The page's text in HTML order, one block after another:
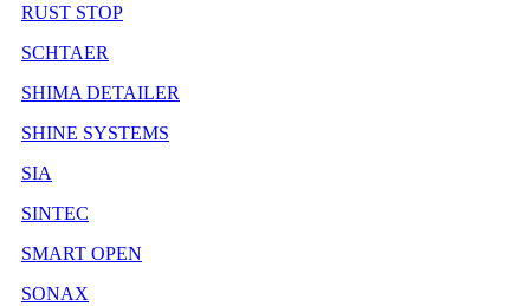
RUST STOP
SCHTAER
SHIMA DETAILER
SHINE SYSTEMS
SIA
SINTEC
SMART OPEN
SONAX